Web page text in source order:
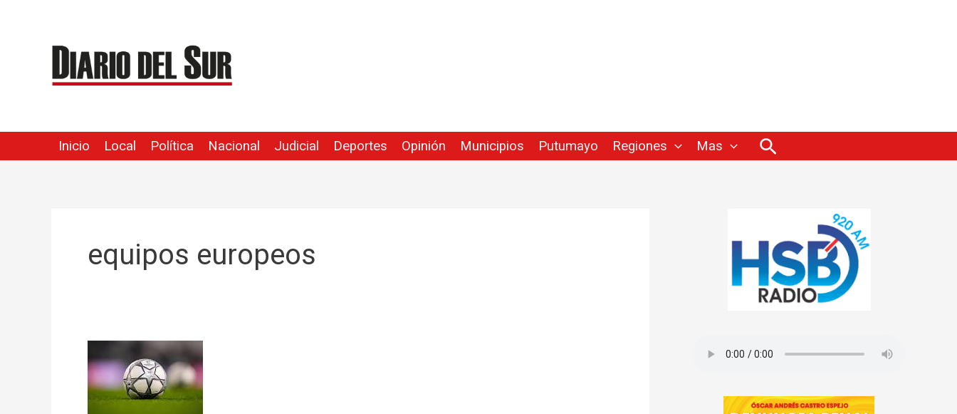
contenido
Inicio Local Política Nacional Judicial Deportes Opinión Municipios Putumayo Regiones Mas Buscar
equipos europeos
League
2026